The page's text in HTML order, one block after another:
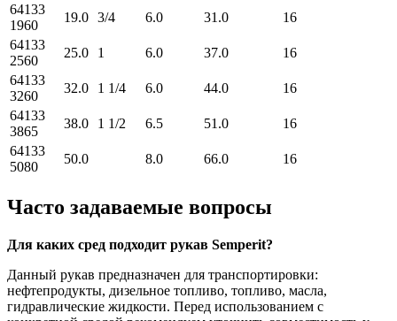
64133
1960
19.0 3/4 6.0 31.0 16
64133
2560
25.0 1 6.0 37.0 16
64133
3260
32.0 1 1/4 6.0 44.0 16
64133
3865
38.0 1 1/2 6.5 51.0 16
64133
5080
50.0 8.0 66.0 16
Часто задаваемые вопросы
Для каких сред подходит рукав Semperit?
Данный рукав предназначен для транспортировки:
нефтепродукты, дизельное топливо, топливо, масла,
гидравлические жидкости. Перед использованием с